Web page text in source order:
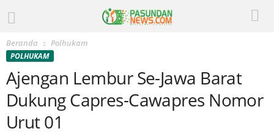
Beranda Polhukam
POLHUKAM
Ajengan Lembur Se-Jawa Barat
Dukung Capres-Cawapres Nomor
Urut 01